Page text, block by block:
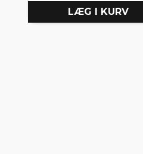
LÆG I KURV